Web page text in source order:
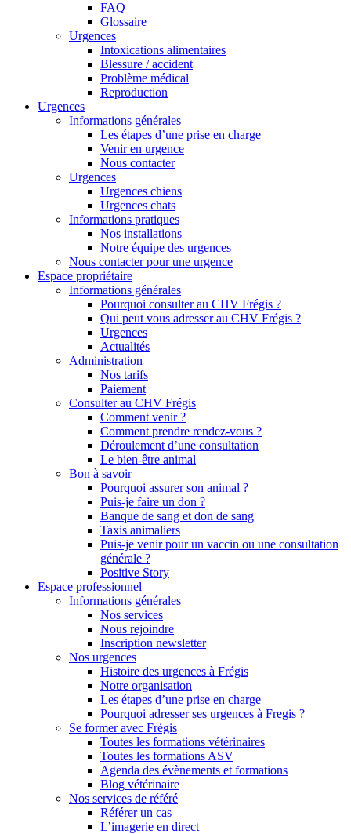
FAQ
Glossaire
Urgences
Intoxications alimentaires
Blessure / accident
Problème médical
Reproduction
Urgences
Informations générales
Les étapes d’une prise en charge
Venir en urgence
Nous contacter
Urgences
Urgences chiens
Urgences chats
Informations pratiques
Nos installations
Notre équipe des urgences
Nous contacter pour une urgence
Espace propriétaire
Informations générales
Pourquoi consulter au CHV Frégis ?
Qui peut vous adresser au CHV Frégis ?
Urgences
Actualités
Administration
Nos tarifs
Paiement
Consulter au CHV Frégis
Comment venir ?
Comment prendre rendez-vous ?
Déroulement d’une consultation
Le bien-être animal
Bon à savoir
Pourquoi assurer son animal ?
Puis-je faire un don ?
Banque de sang et don de sang
Taxis animaliers
Puis-je venir pour un vaccin ou une consultation
générale ?
Positive Story
Espace professionnel
Informations générales
Nos services
Nous rejoindre
Inscription newsletter
Nos urgences
Histoire des urgences à Frégis
Notre organisation
Les étapes d’une prise en charge
Pourquoi adresser ses urgences à Fregis ?
Se former avec Frégis
Toutes les formations vétérinaires
Toutes les formations ASV
Agenda des évènements et formations
Blog vétérinaire
Nos services de référé
Référer un cas
L’imagerie en direct